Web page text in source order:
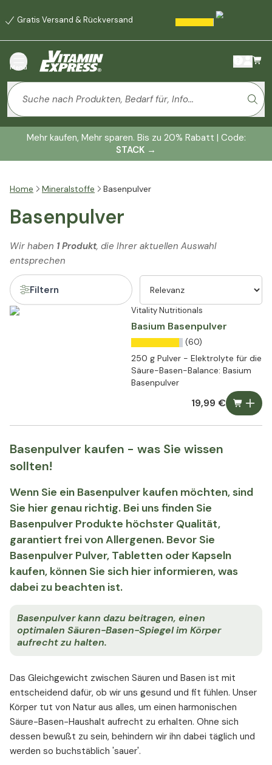
Gratis Versand & Rückversand
Menü
Mehr kaufen, Mehr sparen. Bis zu 20% Rabatt | Code:
STACK →
Home Mineralstoffe Basenpulver
Basenpulver
Wir haben 1 Produkt, die Ihrer aktuellen Auswahl
entsprechen
Filtern
Vitality Nutritionals
Basium Basenpulver
(60)
250 g Pulver - Elektrolyte für die
Säure-Basen-Balance: Basium
Basenpulver
19,99 €
Basenpulver kaufen - was Sie wissen
sollten!
Wenn Sie ein Basenpulver kaufen möchten, sind
Sie hier genau richtig. Bei uns finden Sie
Basenpulver Produkte höchster Qualität,
garantiert frei von Allergenen. Bevor Sie
Basenpulver Pulver, Tabletten oder Kapseln
kaufen, können Sie sich hier informieren, was
dabei zu beachten ist.
Basenpulver kann dazu beitragen, einen
optimalen Säuren-Basen-Spiegel im Körper
aufrecht zu halten.
Das Gleichgewicht zwischen Säuren und Basen ist mit
entscheidend dafür, ob wir uns gesund und fit fühlen. Unser
Körper tut von Natur aus alles, um einen harmonischen
Säure-Basen-Haushalt aufrecht zu erhalten. Ohne sich
dessen bewußt zu sein, behindern wir ihn dabei täglich und
werden so buchstäblich 'sauer'.